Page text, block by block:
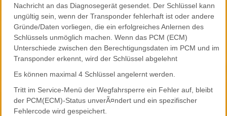
Nachricht an das Diagnosegerät gesendet. Der Schlüssel kann
ungültig sein, wenn der Transponder fehlerhaft ist oder andere
Gründe/Daten vorliegen, die ein erfolgreiches Anlernen des
Schlüssels unmöglich machen. Wenn das PCM (ECM)
Unterschiede zwischen den Berechtigungsdaten im PCM und im
Transponder erkennt, wird der Schlüssel abgelehnt
Es können maximal 4 Schlüssel angelernt werden.
Tritt im Service-Menü der Wegfahrsperre ein Fehler auf, bleibt
der PCM(ECM)-Status unverÃ¤ndert und ein spezifischer
Fehlercode wird gespeichert.